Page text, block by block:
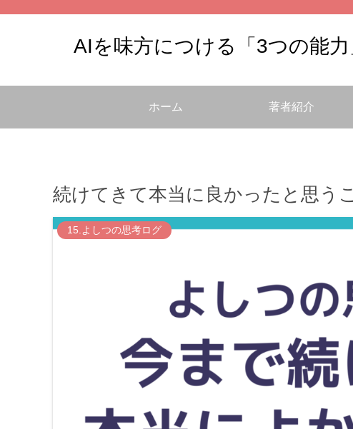
AIを味方につける「3つの能
ホーム 著者紹介
続けてきて本当に良かったと思う
15.よしつの思考ログ